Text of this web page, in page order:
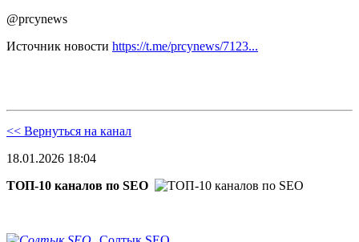
@prcynews
Источник новости https://t.me/prcynews/7123...
<< Вернуться на канал
18.01.2026 18:04
ТОП-10 каналов по SEO